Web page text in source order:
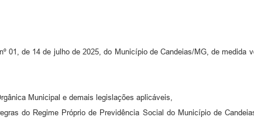
01, de 14 de julho de 2025, do Município de Candeias/MG, de medida
Municipal e demais legislações aplicáveis,
do Regime Próprio de Previdência Social do Município de